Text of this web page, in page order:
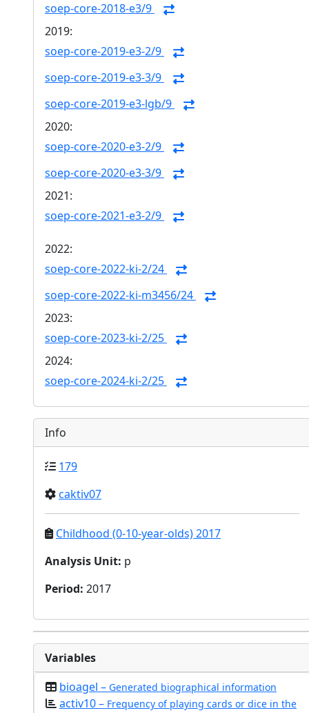
soep-core-2018-e3/9
2019:
soep-core-2019-e3-2/9
soep-core-2019-e3-3/9
soep-core-2019-e3-lgb/9
2020:
soep-core-2020-e3-2/9
soep-core-2020-e3-3/9
2021:
soep-core-2021-e3-2/9
2022:
soep-core-2022-ki-2/24
soep-core-2022-ki-m3456/24
2023:
soep-core-2023-ki-2/25
2024:
soep-core-2024-ki-2/25
Info
179
caktiv07
Childhood (0-10-year-olds) 2017
Analysis Unit: p
Period: 2017
Variables
bioagel – Generated biographical information
activ10 – Frequency of playing cards or dice in the